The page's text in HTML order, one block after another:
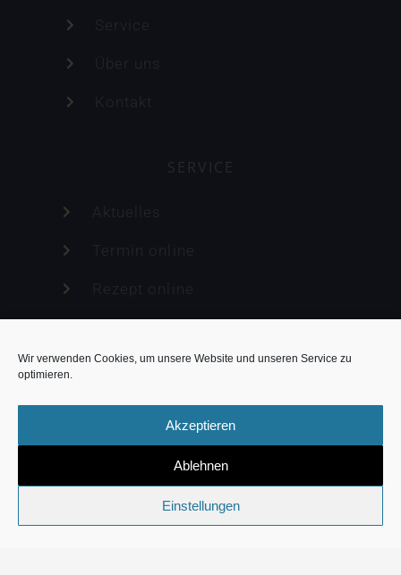
Wir verwenden Cookies, um unsere Website und unseren Service zu
optimieren.
Akzeptieren
Ablehnen
Einstellungen
SERVICE
Notfall
© 2026 Gemeinschaftspraxis Mendel &
Impressum